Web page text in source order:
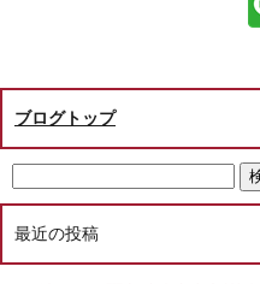
ブログトップ
最近の投稿